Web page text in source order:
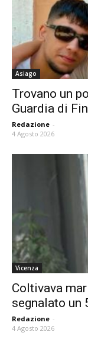
Asiago
Trovano un
Guardia di
Redazione -
4 Agosto 2026
Vicenza
Coltivava
segnalato un
Redazione -
4 Agosto 2026